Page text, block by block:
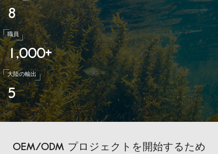
8
職員
1 ,000+
大陸の輸出
5
OEM/ODM プロジェクトを開始するため